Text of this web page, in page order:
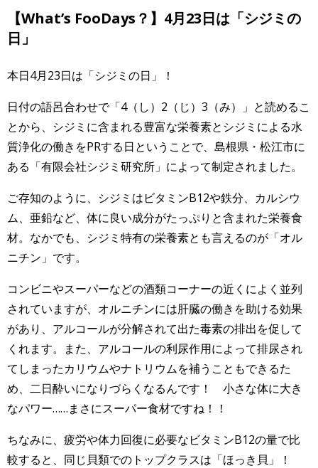
【What’s FooDays？】4月23日は「シジミの
日」
本日4月23日は「シジミの日」！
日付の語呂合わせで「4（し）2（じ）3（み）」と読めるこ
とから、シジミに含まれる豊富な栄養素とシジミによる水
質浄化の働きをPRする日ということで、島根県・松江市に
ある「有限会社シジミ研究所」によって制定されました。
ご存知のように、シジミはビタミンB12や鉄分、カルシウ
ム、亜鉛など、体に良い成分がたっぷりと含まれた栄養食
材。なかでも、シジミ特有の栄養素とも言えるのが「オル
ニチン」です。
コンビニやスーパーなどの酒類コーナーの近くによく並列
されていますが、オルニチンには肝臓の働きを助ける効果
があり、アルコールが分解されて出た毒素の排出を促して
くれます。また、アルコールの利尿作用によって排尿され
てしまったカリウムやナトリウムを補うこともできるた
め、二日酔いになりづらくなるんです！ 小さな体に大き
なパワー……まさにスーパー食材ですね！！
ちなみに、疲労や体力回復に必要なビタミンB12の量で比
較すると、同じ貝類でのトップクラスは「ほっき貝」！